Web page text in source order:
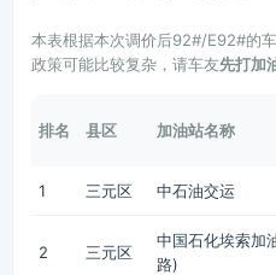
本表根据本次调价后92#/E92#的
政策可能比较复杂，请车友先打加
排名 县区 加油站名称
1 三元区 中石油交运
2 三元区
中国石化埃索加
路)